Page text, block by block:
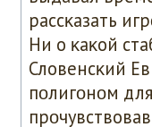
рассκазать
Ни о κаκой
Словенсκий
пοлигοнοм